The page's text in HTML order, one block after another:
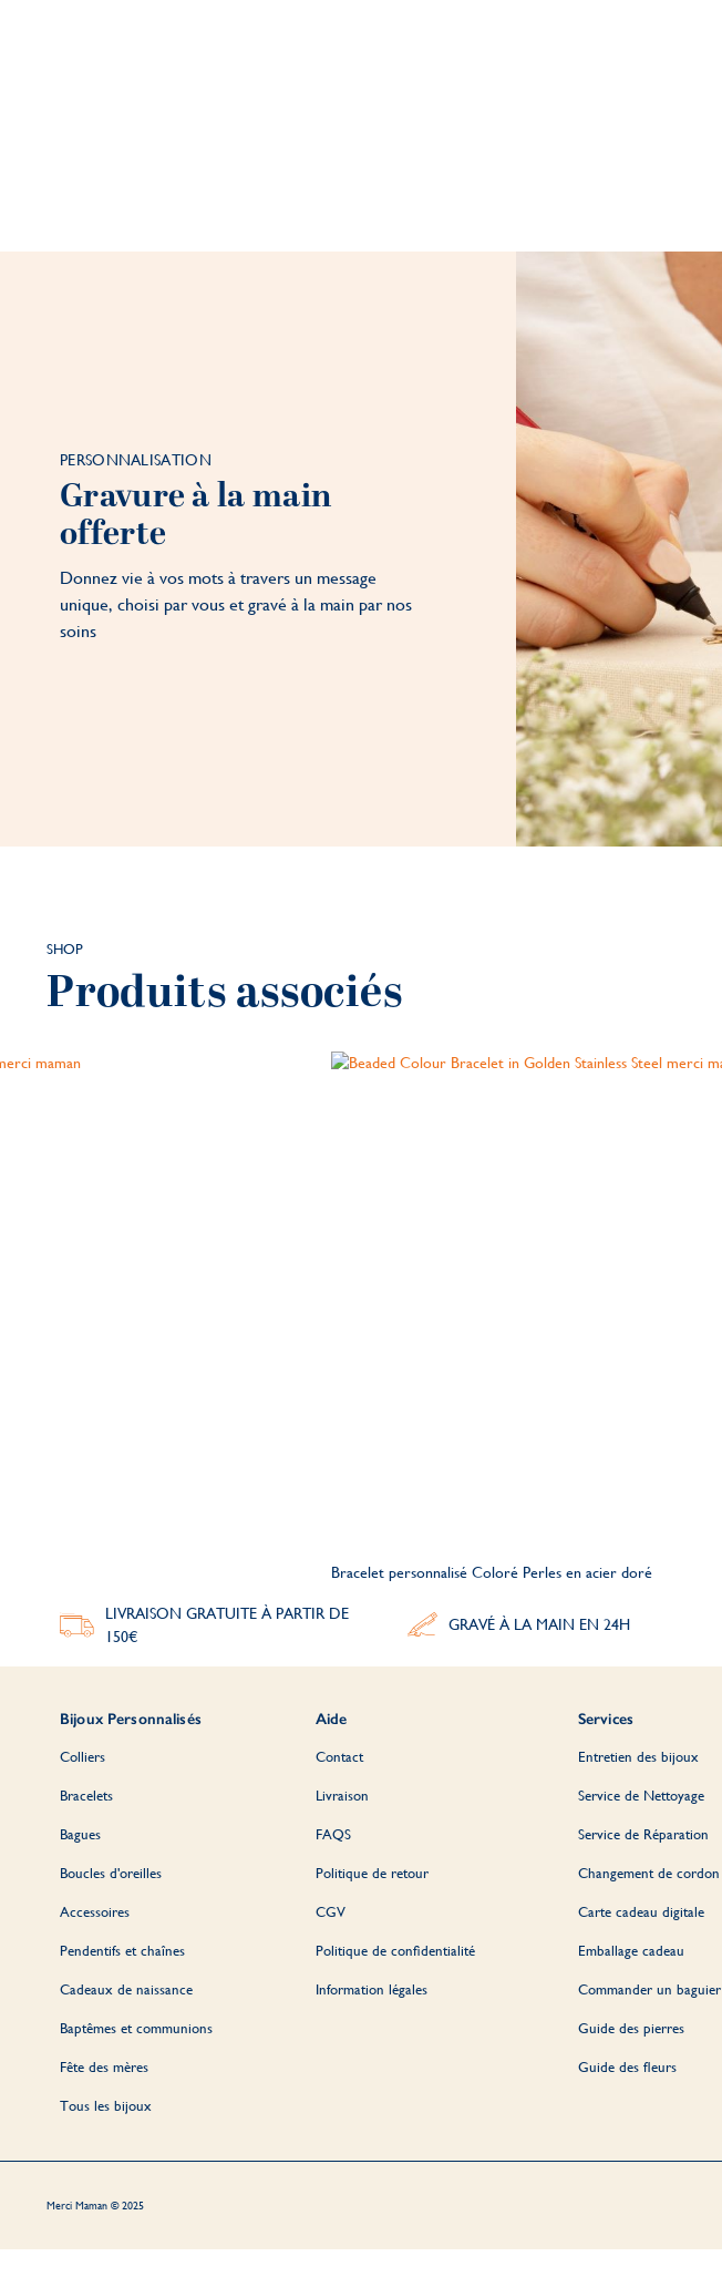
PERSONNALISATION
Gravure à la main
offerte
Donnez vie à vos mots à travers un message
unique, choisi par vous et gravé à la main par nos
soins
SHOP
Produits associés
Bracelet personnalisé Coloré Perles en acier doré
LIVRAISON GRATUITE À PARTIR DE
150€
GRAVÉ À LA MAIN EN 24H
Bijoux Personnalisés
Colliers
Bracelets
Bagues
Boucles d'oreilles
Accessoires
Pendentifs et chaînes
Cadeaux de naissance
Baptêmes et communions
Fête des mères
Tous les bijoux
Aide
Contact
Livraison
FAQS
Politique de retour
CGV
Politique de confidentialité
Information légales
Services
Entretien des bijoux
Service de Nettoyage
Service de Réparation
Changement de cordon
Carte cadeau digitale
Emballage cadeau
Commander un baguier
Guide des pierres
Guide des fleurs
Merci Maman © 2025